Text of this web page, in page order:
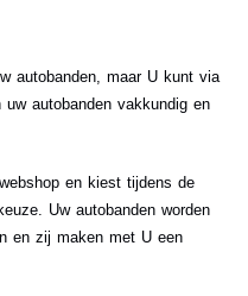
autobanden, maar U kunt via
autobanden vakkundig en
en kiest tijdens de
Uw autobanden worden
en zij maken met U een